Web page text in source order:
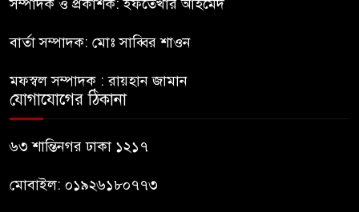
মহিলার কাছে ১০ লাখ টাকা দাবি,
জবিতে সংবাদ সংগ্রহে করতে গেলে
৯
বিভাগীয় মামলার সুপারিশ
সম্পাদক ও প্রকাশক: ইফতেখার আহমেদ
বার্তা সম্পাদক: মোঃ সাব্বির শাওন
মফস্বল সম্পাদক : রায়হান জামান
যোগাযোগের ঠিকানা
৬৩ শান্তিনগর ঢাকা ১২১৭
মোবাইল: ০১৯২৬১৮০৭৭৩